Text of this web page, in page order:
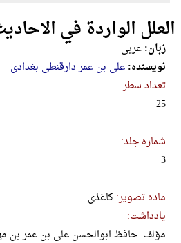
العلل الواردة في
زبان:عربی
نویسنده:علی بن عمر دارقنطی بغدادی
تعداد سطر:
25
شماره جلد:
3
ماده تصویر:کاغذی
یادداشت: